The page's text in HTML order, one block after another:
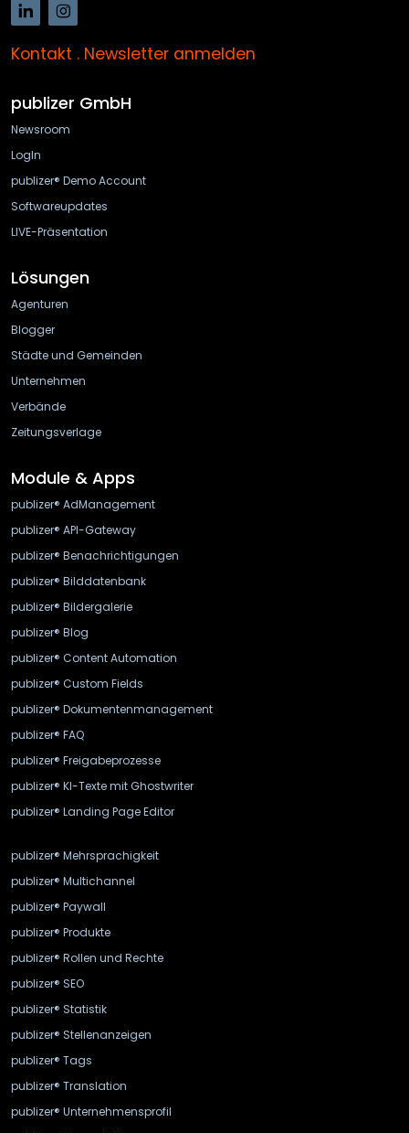
Kontakt . Newsletter anmelden
publizer GmbH
Newsroom
LogIn
publizer® Demo Account
Softwareupdates
LIVE-Präsentation
Lösungen
Agenturen
Blogger
Städte und Gemeinden
Unternehmen
Verbände
Zeitungsverlage
Module & Apps
publizer® AdManagement
publizer® API-Gateway
publizer® Benachrichtigungen
publizer® Bilddatenbank
publizer® Bildergalerie
publizer® Blog
publizer® Content Automation
publizer® Custom Fields
publizer® Dokumentenmanagement
publizer® FAQ
publizer® Freigabeprozesse
publizer® KI-Texte mit Ghostwriter
publizer® Landing Page Editor
publizer® Mehrsprachigkeit
publizer® Multichannel
publizer® Paywall
publizer® Produkte
publizer® Rollen und Rechte
publizer® SEO
publizer® Statistik
publizer® Stellenanzeigen
publizer® Tags
publizer® Translation
publizer® Unternehmensprofil